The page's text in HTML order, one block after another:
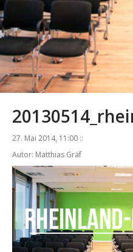
27. Mai 2014, 11:00 ::
Autor: Matthias Gräf